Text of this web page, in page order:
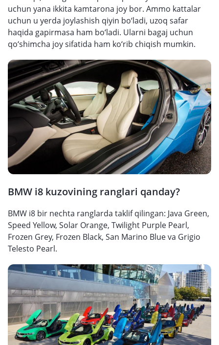
uchun yana ikkita kamtarona joy bor. Ammo kattalar
uchun u yerda joylashish qiyin bo‘ladi, uzoq safar
haqida gapirmasa ham bo‘ladi. Ularni bagaj uchun
qo‘shimcha joy sifatida ham ko‘rib chiqish mumkin.
BMW i8 kuzovining ranglari qanday?
BMW i8 bir nechta ranglarda taklif qilingan: Java Green,
Speed Yellow, Solar Orange, Twilight Purple Pearl,
Frozen Grey, Frozen Black, San Marino Blue va Grigio
Telesto Pearl.